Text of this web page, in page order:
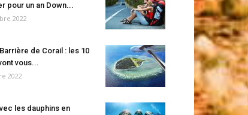
pour un an Down...
2022
de Corail : les 10
vous...
2022
les dauphins en